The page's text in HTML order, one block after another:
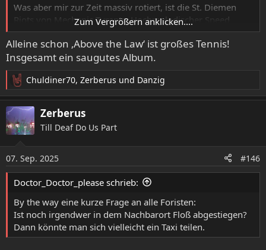
Was aber mir zur Zeit massiv rotiert, ist die St. Diemen
Riots von Mechanic Tyrants. Hochmelodischer Speed
Metal mit grandiosen Songs. Eine Platte, die meines
Erachtens viel zu wenig abgefeiert wurde in diesem
Forum. Sie haben ja bereits vor 4 Jahren auf unserem
bei mir da zwar positiv, aber nicht sehr nachhaltig
hängengeblieben. 4 Jahre erfahrener und mit diesem
Album im Rücken, könnte das ein frühes Highlight am
Samstag werden.
Zum Vergrößern anklicken....
Alleine schon ‚Above the Law‘ ist großes Tennis!
Insgesamt ein saugutes Album.
R
e
a
k
t
n
e
n
Chuldiner70, Zerberus und Danzig
Zerberus
Till Deaf Do Us Part
07. Sep. 2025 #146
Doctor_Doctor_please schrieb:
By the way eine kurze Frage an alle Foristen:
Ist noch irgendwer in dem Nachbarort Floß abgestiegen?
Dann könnte man sich vielleicht ein Taxi teilen.